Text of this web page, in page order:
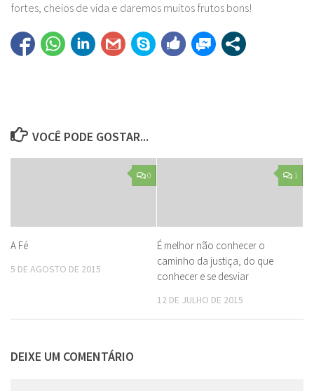
fortes, cheios de vida e daremos muitos frutos bons!
VOCÊ PODE GOSTAR...
0
A Fé
5 DE AGOSTO DE 2015
1
É melhor não conhecer o
caminho da justiça, do que
conhecer e se desviar
12 DE JULHO DE 2015
DEIXE UM COMENTÁRIO